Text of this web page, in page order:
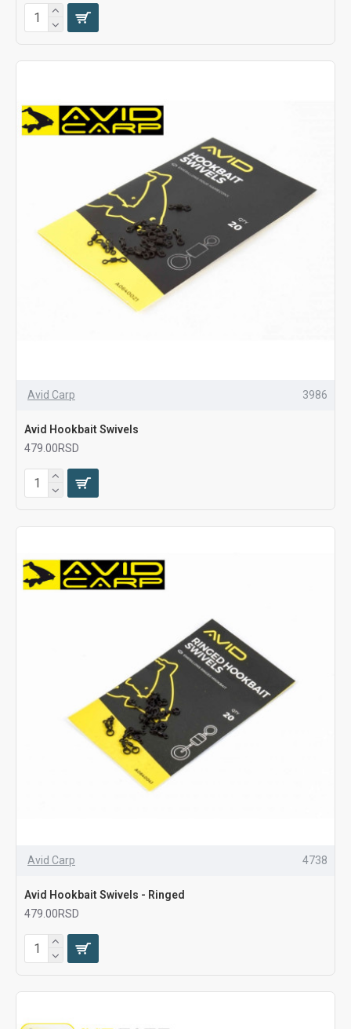
Avid Carp 3986
Avid Hookbait Swivels
479.00RSD
Avid Carp 4738
Avid Hookbait Swivels - Ringed
479.00RSD